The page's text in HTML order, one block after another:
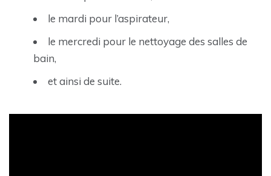
le mardi pour l’aspirateur,
le mercredi pour le nettoyage des salles de
bain,
et ainsi de suite.